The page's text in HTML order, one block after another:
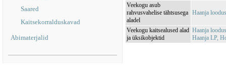
Saared
Kaitsekorralduskavad
Abimaterjalid
Veekogu asub
rahvusvahelise tähtsusega
aladel
Haanja
Veekogu kaitsealused alad
ja üksikobjektid
Haanja
Haanja LP,